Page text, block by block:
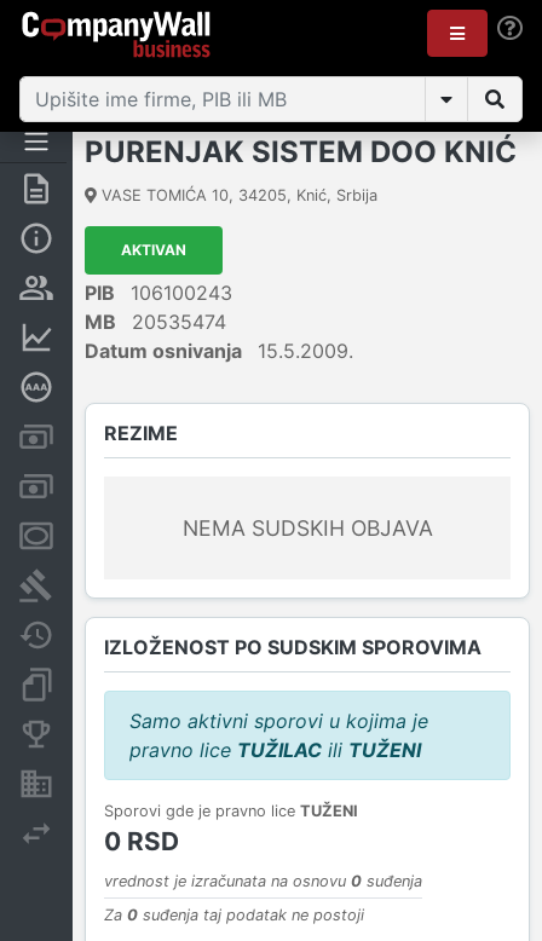
Rezime
Vlasnička struktura
Kreditni limit kompanije
Menice i zaloge
Javne nabavke
Konkurentske kompanije
Nekretnine i imovina
Izvoz
PURENJAK SISTEM DOO KNIĆ
VASE TOMIĆA 10, 34205, Knić, Srbija
AKTIVAN
PIB
106100243
MB
20535474
Datum osnivanja
15.5.2009.
REZIME
NEMA SUDSKIH OBJAVA
IZLOŽENOST PO SUDSKIM SPOROVIMA
Samo aktivni sporovi u kojima je
pravno lice TUŽILAC ili TUŽENI
Sporovi gde je pravno lice TUŽENI
0 RSD
vrednost je izračunata na osnovu 0 suđenja
Za 0 suđenja taj podatak ne postoji